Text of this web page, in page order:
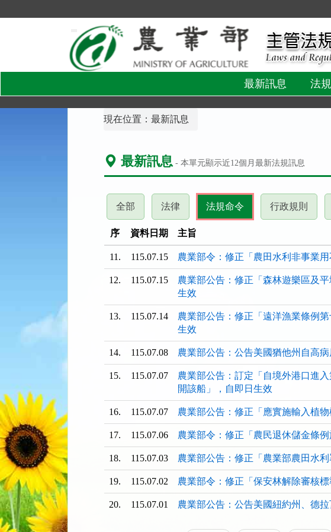
到
區
最新訊息 法
現在位置：最新訊息
最新訊息 - 本單元顯示近12個月最新法規訊息
全部
按
下
ENTER
查
看
清
法律(請
按
下
ENTER
查
看
清
單)
法規命令
按
ENTER
查
看
清
行政規則
按
查
看
清
序 資料日期 主旨
11. 115.07.15 農業部令：修正「農田水利非事業
12. 115.07.15
農業部公告：修正「森林遊樂區及
生效
13. 115.07.14
農業部公告：修正「遠洋漁業條例
生效
14. 115.07.08 農業部公告：公告美國猶他州自高
15. 115.07.07
農業部公告：訂定「自境外港口進
開該船」，自即日生效
16. 115.07.07 農業部公告：修正「應實施輸入植
17. 115.07.06 農業部令：修正「農民退休儲金條例
18. 115.07.03 農業部公告：修正「農業部農田水
19. 115.07.02 農業部令：修正「保安林解除審核
20. 115.07.01 農業部公告：公告美國紐約州、德